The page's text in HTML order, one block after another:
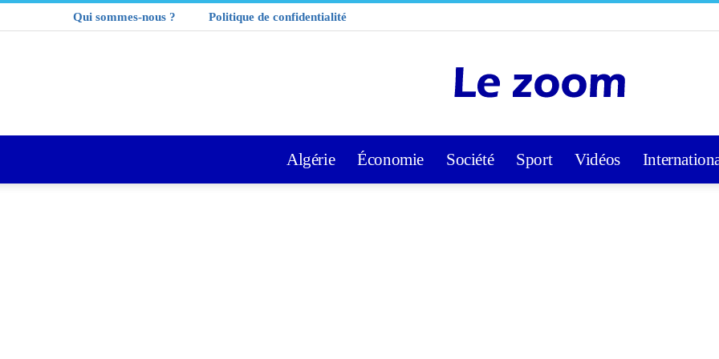
Qui sommes-nous ? Politique de confidentialité
Lezoom
Algérie Économie Société Sport Vidéos